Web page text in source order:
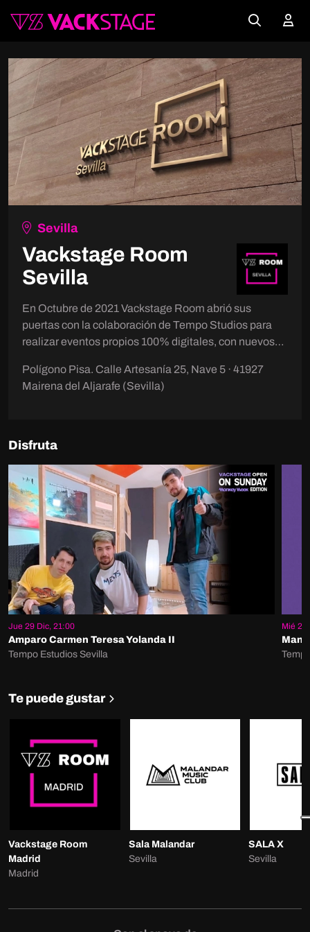
Sevilla
Vackstage Room
Sevilla
En Octubre de 2021 Vackstage Room abrió sus
puertas con la colaboración de Tempo Studios para
realizar eventos propios 100% digitales, con nuevos
monetización para los artistas. Disponemos de la sala
principal de Tempo Studios
sonorización para emitir cualquier evento digital , y
acústicos, entrevistas, masterclass...
Polígono Pisa. Calle Artesanía 25, Nave 5 · 41927
Mairena del Aljarafe (Sevilla)
Disfruta
Jue 29 Dic, 21:00
Amparo Carmen Teresa Yolanda II
Tempo Estudios Sevilla
Mié 28
Te puede gustar
Vackstage Room
Madrid
Madrid
Sala Malandar
Sevilla
SALA X
Sevilla